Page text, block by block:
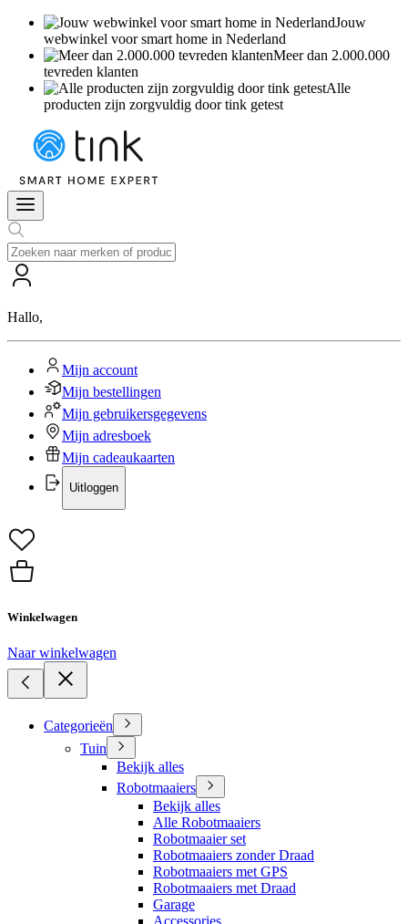
Jouw
webwinkel voor smart home in Nederland
Meer dan 2.000.000
tevreden klanten
Alle
producten zijn zorgvuldig door tink getest
Hallo,
Mijn account
Mijn bestellingen
Mijn gebruikersgegevens
Mijn adresboek
Mijn cadeaukaarten
Uitloggen
Winkelwagen
Naar winkelwagen
Categorieën
Tuin
Bekijk alles
Robotmaaiers
Bekijk alles
Alle Robotmaaiers
Robotmaaier set
Robotmaaiers zonder Draad
Robotmaaiers met GPS
Robotmaaiers met Draad
Garage
Accessories